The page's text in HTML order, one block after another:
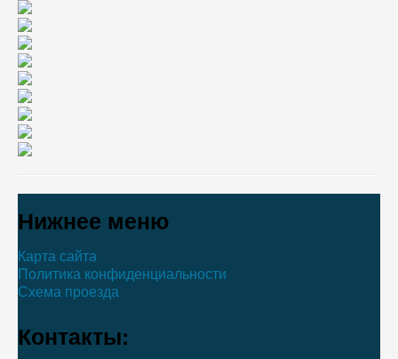
Нижнее меню
Карта сайта
Политика конфиденциальности
Схема проезда
Контакты: